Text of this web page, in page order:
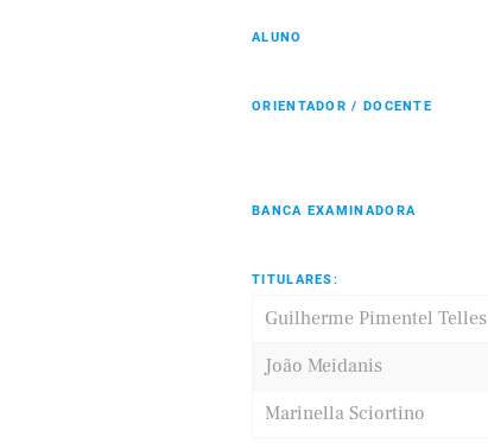
ALUNO
ORIENTADOR / DOCENTE
BANCA EXAMINADORA
TITULARES:
Guilherme Pimentel Telles
João Meidanis
Marinella Sciortino
Samsung